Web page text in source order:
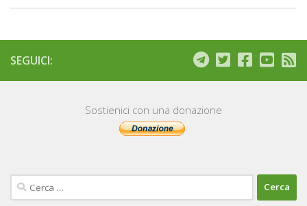
SEGUICI:
Sostienici con una donazione
Ricerca
per: